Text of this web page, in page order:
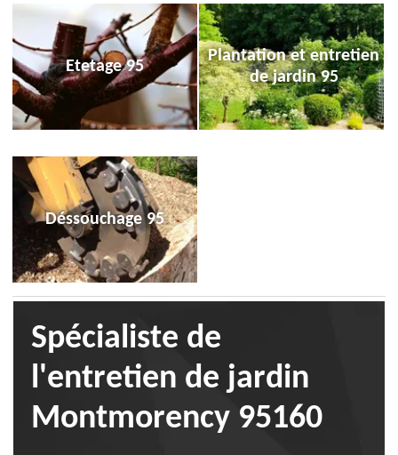
Etetage 95
Plantation et entretien
de jardin 95
Déssouchage 95
Spécialiste de
l'entretien de jardin
Montmorency 95160